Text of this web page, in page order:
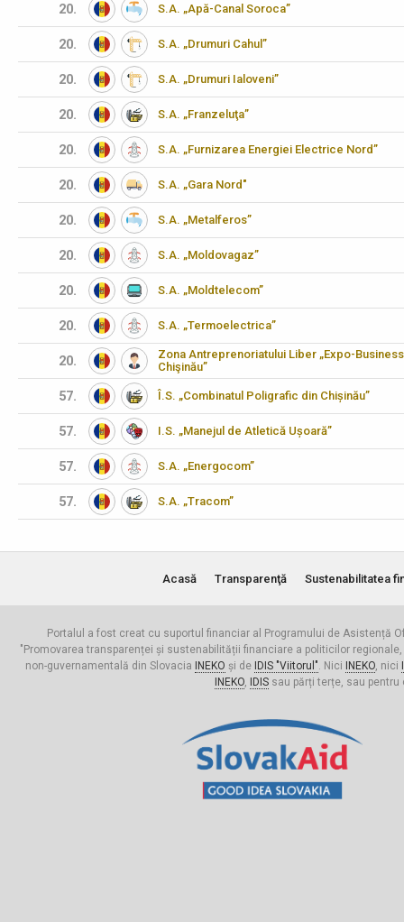
20. S.A. „Apă-Canal Soroca”
20. S.A. „Drumuri Cahul”
20. S.A. „Drumuri Ialoveni”
20. S.A. „Franzeluţa”
20. S.A. „Furnizarea Energiei Electrice Nord”
20. S.A. „Gara Nord"
20. S.A. „Metalferos”
20. S.A. „Moldovagaz”
20. S.A. „Moldtelecom”
20. S.A. „Termoelectrica”
20.
Zona Antreprenoriatului Liber „Expo-
Chişinău”
57. Î.S. „Combinatul Poligrafic din Chișinău”
57. I.S. „Manejul de Atletică Ușoară”
57. S.A. „Energocom”
57. S.A. „Tracom”
Acasă Transparenţă Sustenabilitatea
Portalul a fost creat cu suportul financiar al Programului de Asistență
"Promovarea transparenței și sustenabilității financiare a politicilor
non-guvernamentală din Slovacia
INEKO și de IDIS "Viitorul". Nici INEKO, nici
INEKO, IDISsau părți terțe, sau pentru